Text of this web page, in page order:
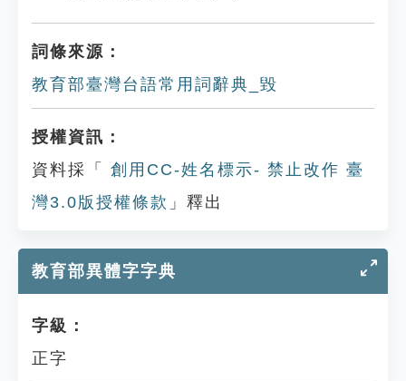
詞條來源：
教育部臺灣台語常用詞辭典_毀
授權資訊：
資料採「
創用CC-姓名標示- 禁止改作 臺
灣3.0版授權條款 」釋出
教育部異體字字典
字級：
正字